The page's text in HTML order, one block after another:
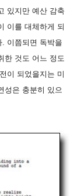
있지만 예산 감축
이를 대체하게 되
이쯤되면 독박을
한 것도 어느 정도
이 되었을지는 미
성은 충분히 있으